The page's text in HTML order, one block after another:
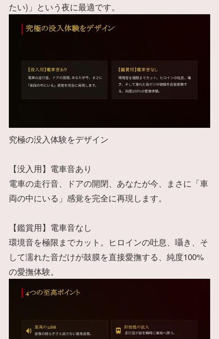
たい)」という夜に最適です。
究極の没入体験をデザイン
【没入用】電車音あり
電車の走行音、ドアの開閉、あなたが今、まさに「車
両の中にいる」感覚を完全に再現します。
【鑑賞用】電車音なし
環境音を極限までカット。ヒロインの吐息、囁き、そ
して濡れた音だけが鼓膜を直接愛撫する、純度100%
の愛撫体験。